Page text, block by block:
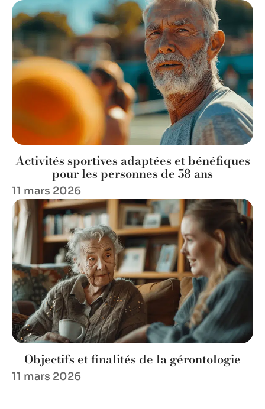
Activités sportives adaptées et bénéfiques
pour les personnes de 58 ans
11 mars 2026
Objectifs et finalités de la gérontologie
11 mars 2026